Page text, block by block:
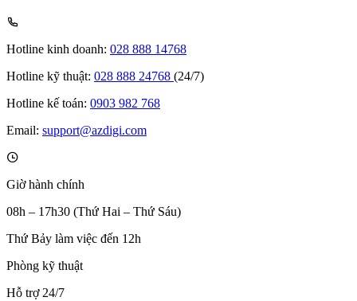
Hotline kinh doanh: 028 888 14768
Hotline kỹ thuật: 028 888 24768 (24/7)
Hotline kế toán: 0903 982 768
Email: support@azdigi.com
Giờ hành chính
08h – 17h30 (Thứ Hai – Thứ Sáu)
Thứ Bảy làm việc đến 12h
Phòng kỹ thuật
Hỗ trợ 24/7